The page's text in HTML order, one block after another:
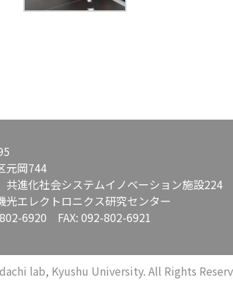
元岡744
進化社会システムイノベーション施設224
光エレクトロニクス研究センター
6920 FAX: 092-802-6921
lab, Kyushu University. All Rights